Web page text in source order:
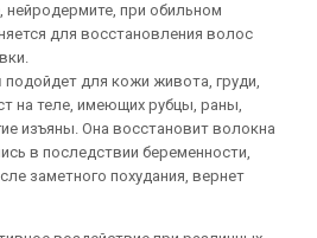
при обильном
для восстановления волос
подойдет для кожи живота, груди,
на теле, имеющих рубцы, раны,
изъяны. Она восстановит волокна
в последствии беременности,
заметного похудания, вернет